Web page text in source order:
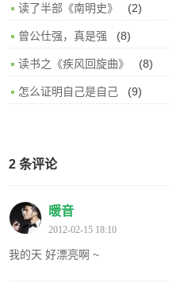
读了半部《南明史》 (2)
曾公仕强，真是强 (8)
读书之《疾风回旋曲》 (8)
怎么证明自己是自己 (9)
2 条评论
暖音
2012-02-15 18:10
我的天 好漂亮啊 ~